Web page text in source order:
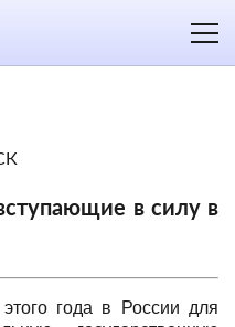
в силу в
года в России для